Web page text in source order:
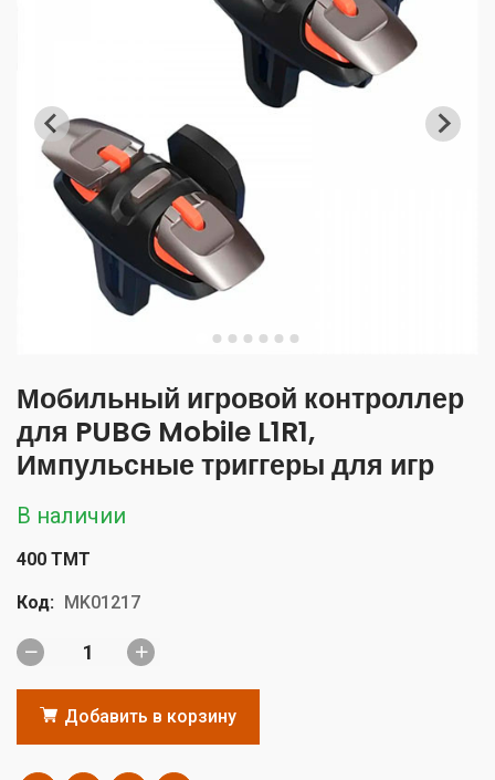
Мобильный игровой контроллер
для PUBG Mobile L1R1,
Импульсные триггеры для игр
В наличии
400 TMT
Код: MK01217
Добавить в корзину